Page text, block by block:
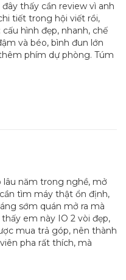
thấy cần review vì anh
tiết trong hội viết rồi,
hình đẹp, nhanh, chế
và béo, bình đun lớn
phím dự phòng. Túm
lâu năm trong nghề, mở
tìm máy thật ổn định,
sớm quán mở ra mà
em này IO 2 vòi đẹp,
mua trả góp, nên thành
pha rất thích, mà